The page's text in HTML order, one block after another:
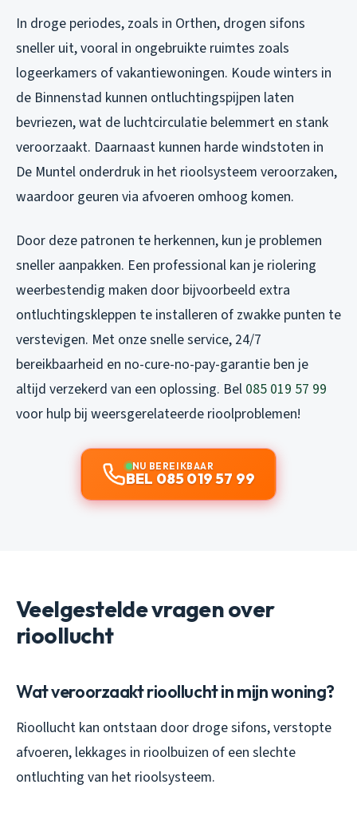
In droge periodes, zoals in Orthen, drogen sifons
sneller uit, vooral in ongebruikte ruimtes zoals
logeerkamers of vakantiewoningen. Koude winters in
de Binnenstad kunnen ontluchtingspijpen laten
bevriezen, wat de luchtcirculatie belemmert en stank
veroorzaakt. Daarnaast kunnen harde windstoten in
De Muntel onderdruk in het rioolsysteem veroorzaken,
waardoor geuren via afvoeren omhoog komen.
Door deze patronen te herkennen, kun je problemen
sneller aanpakken. Een professional kan je riolering
weerbestendig maken door bijvoorbeeld extra
ontluchtingskleppen te installeren of zwakke punten te
verstevigen. Met onze snelle service, 24/7
bereikbaarheid en no-cure-no-pay-garantie ben je
altijd verzekerd van een oplossing. Bel 085 019 57 99
voor hulp bij weersgerelateerde rioolproblemen!
NU BEREIKBAAR
BEL 085 019 57 99
Veelgestelde vragen over
rioollucht
Wat veroorzaakt rioollucht in mijn woning?
Rioollucht kan ontstaan door droge sifons, verstopte
afvoeren, lekkages in rioolbuizen of een slechte
ontluchting van het rioolsysteem.